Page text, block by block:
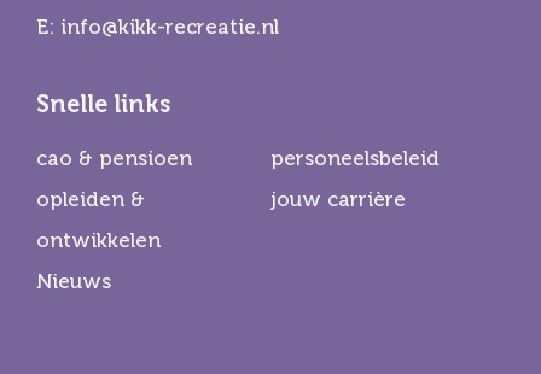
E: info@kikk-recreatie.nl
Snelle links
cao & pensioen
personeelsbeleid
opleiden &
ontwikkelen
jouw carrière
Nieuws